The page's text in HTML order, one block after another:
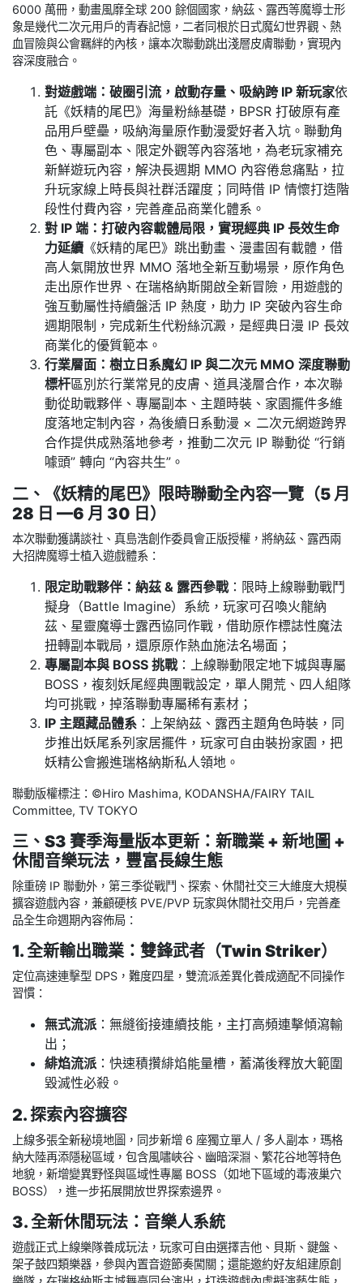
6000 萬冊，動畫風靡全球 200 餘個國家，納茲、露西等魔導士形
象是幾代二次元用戶的青春記憶，二者同根於日式魔幻世界觀、熱
血冒險與公會羈絆的內核，讓本次聯動跳出淺層皮膚聯動，實現內
容深度融合。
對遊戲端：破圈引流，啟動存量、吸納跨 IP 新玩家依
託《妖精的尾巴》海量粉絲基礎，BPSR 打破原有產
品用戶壁壘，吸納海量原作動漫愛好者入坑。聯動角
色、專屬副本、限定外觀等內容落地，為老玩家補充
新鮮遊玩內容，解決長週期 MMO 內容倦怠痛點，拉
升玩家線上時長與社群活躍度；同時借 IP 情懷打造階
段性付費內容，完善產品商業化體系。
對 IP 端：打破內容載體局限，實現經典 IP 長效生命
力延續 《妖精的尾巴》跳出動畫、漫畫固有載體，借
高人氣開放世界 MMO 落地全新互動場景，原作角色
走出原作世界、在瑞格納斯開啟全新冒險，用遊戲的
強互動屬性持續盤活 IP 熱度，助力 IP 突破內容生命
週期限制，完成新生代粉絲沉澱，是經典日漫 IP 長效
商業化的優質範本。
行業層面：樹立日系魔幻 IP 與二次元 MMO 深度聯動
標杆區別於行業常見的皮膚、道具淺層合作，本次聯
動從助戰夥伴、專屬副本、主題時裝、家園擺件多維
度落地定制內容，為後續日系動漫 × 二次元網遊跨界
合作提供成熟落地參考，推動二次元 IP 聯動從 “行銷
噱頭” 轉向 “內容共生”。
二、《妖精的尾巴》限時聯動全內容一覽（5 月
28 日 —6 月 30 日）
本次聯動獲講談社、真島浩創作委員會正版授權，將納茲、露西兩
大招牌魔導士植入遊戲體系：
限定助戰夥伴：納茲 & 露西參戰：限時上線聯動戰鬥
擬身（Battle Imagine）系統，玩家可召喚火龍納
茲、星靈魔導士露西協同作戰，借助原作標誌性魔法
扭轉副本戰局，還原原作熱血施法名場面；
專屬副本與 BOSS 挑戰：上線聯動限定地下城與專屬
BOSS，複刻妖尾經典團戰設定，單人開荒、四人組隊
均可挑戰，掉落聯動專屬稀有素材；
IP 主題藏品體系 ：上架納茲、露西主題角色時裝，同
步推出妖尾系列家居擺件，玩家可自由裝扮家園，把
妖精公會搬進瑞格納斯私人領地。
聯動版權標注：©Hiro Mashima, KODANSHA/FAIRY TAIL
Committee, TV TOKYO
三、S3 賽季海量版本更新：新職業 + 新地圖 +
休閒音樂玩法，豐富長線生態
除重磅 IP 聯動外，第三季從戰鬥、探索、休閒社交三大維度大規模
擴容遊戲內容，兼顧硬核 PVE/PVP 玩家與休閒社交用戶，完善產
品全生命週期內容佈局：
1. 全新輸出職業：雙鋒武者（Twin Striker）
定位高速連擊型 DPS，難度四星，雙流派差異化養成適配不同操作
習慣：
無式流派 ：無縫銜接連續技能，主打高頻連擊傾瀉輸
出；
緋焰流派 ：快速積攢緋焰能量槽，蓄滿後釋放大範圍
毀滅性必殺。
2. 探索內容擴容
上線多張全新秘境地圖，同步新增 6 座獨立單人 / 多人副本，瑪格
納大陸再添隱秘區域，包含風嘯峽谷、幽暗深淵、繁花谷地等特色
地貌，新增變異野怪與區域性專屬 BOSS（如地下區域的毒液巢穴
BOSS），進一步拓展開放世界探索邊界。
3. 全新休閒玩法：音樂人系統
遊戲正式上線樂隊養成玩法，玩家可自由選擇吉他、貝斯、鍵盤、
架子鼓四類樂器，參與內置音遊節奏闖關；還能邀約好友組建原創